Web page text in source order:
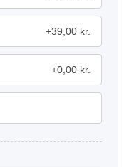
+39,00 kr.
+0,00 kr.